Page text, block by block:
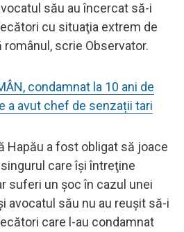
său au încercat să-i
cu situaţia extrem de
scrie Observator.
condamnat la 10 ani de
a avut chef de senzații tari
Hapău a fost obligat să joace
care îşi întreţine
suferi un şoc în cazul unei
avocatul său nu au reuşit să-i
care l-au condamnat